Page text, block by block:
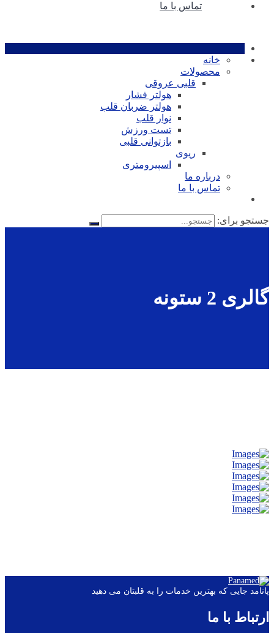
تماس با ما
خانه
محصولات
قلبی عروقی
هولتر فشار
هولتر ضربان قلب
نوار قلب
تست ورزش
بازتوانی قلبی
ریوی
اسپیرومتری
درباره ما
تماس با ما
جستجو برای:
گالری 2 ستونه
پانامد جایی که بهترین خدمات را به قلبتان می دهید
ارتباط با ما